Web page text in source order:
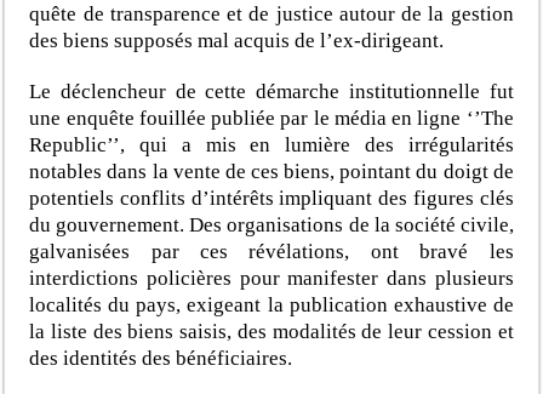
quête de transparence et de justice autour de la gestion
des biens supposés mal acquis de l’ex-dirigeant.
Le déclencheur de cette démarche institutionnelle fut
une enquête fouillée publiée par le média en ligne ‘’The
Republic’’, qui a mis en lumière des irrégularités
notables dans la vente de ces biens, pointant du doigt de
potentiels conflits d’intérêts impliquant des figures clés
du gouvernement. Des organisations de la société civile,
galvanisées par ces révélations, ont bravé les
interdictions policières pour manifester dans plusieurs
localités du pays, exigeant la publication exhaustive de
la liste des biens saisis, des modalités de leur cession et
des identités des bénéficiaires.